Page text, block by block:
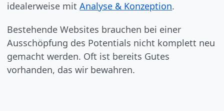
idealerweise mitAnalyse & Konzeption.
Bestehende Websites brauchen bei einer
Ausschöpfung des Potentials nicht komplett neu
gemacht werden. Oft ist bereits Gutes
vorhanden, das wir bewahren.